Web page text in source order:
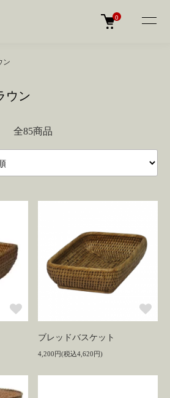
0
ン
ウン
全85商品
ブレッドバスケット
4,200円(税込4,620円)